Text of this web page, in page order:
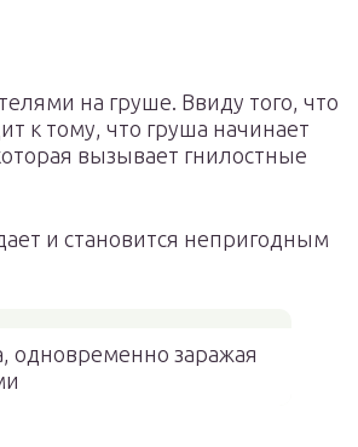
на груше. Ввиду того, что
к тому, что груша начинает
вызывает гнилостные
и становится непригодным
одновременно заражая